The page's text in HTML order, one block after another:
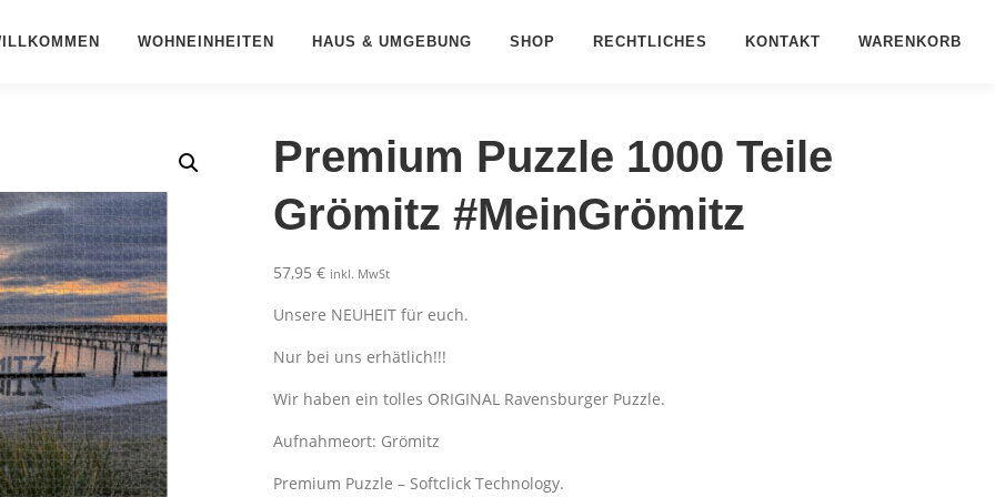
WOHNEINHEITEN HAUS & UMGEBUNG SHOP RECHTLICHES KONTAKT WARENKORB
Premium Puzzle 1000 Teile
Grömitz #MeinGrömitz
57,95€ inkl. MwSt
Unsere NEUHEIT für euch.
Nur bei uns erhätlich!!!
Wir haben ein tolles ORIGINAL Ravensburger Puzzle.
Aufnahmeort: Grömitz
Premium Puzzle – Softclick Technology.